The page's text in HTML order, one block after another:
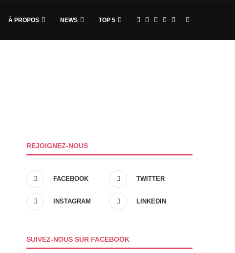
À PROPOS NEWS TOP 5
REJOIGNEZ-NOUS
FACEBOOK TWITTER
INSTAGRAM LINKEDIN
SUIVEZ-NOUS SUR FACEBOOK